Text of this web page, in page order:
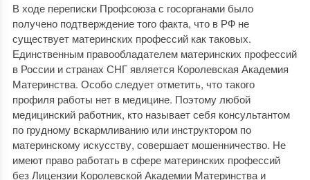
В ходе переписки Профсоюза с госорганами было
получено подтверждение того факта, что в РФ не
существует материнских профессий как таковых.
Единственным правообладателем материнских профессий
в России и странах СНГ является Королевская Академия
Материнства. Особо следует отметить, что такого
профиля работы нет в медицине. Поэтому любой
медицинский работник, кто называет себя консультантом
по грудному вскармливанию или инструктором по
материнскому искусству, совершает мошенничество. Не
имеют право работать в сфере материнских профессий
без Лицензии Королевской Академии Материнства и